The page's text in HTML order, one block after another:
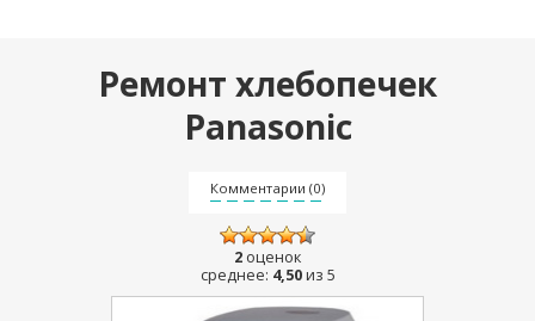
Ремонт хлебопечек
Panasonic
Комментарии (0)
2 оценок
среднее: 4,50из 5